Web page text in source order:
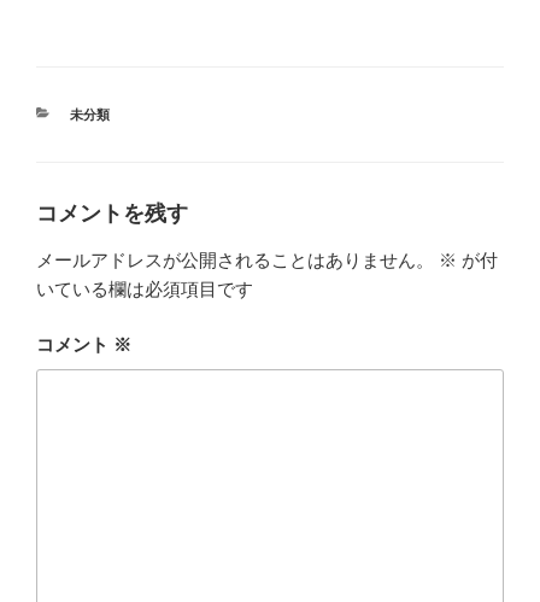
カ
未分類
コメントを残す
メールアドレスが公開されることはありません。 ※ が付
いている欄は必須項目です
コメント ※